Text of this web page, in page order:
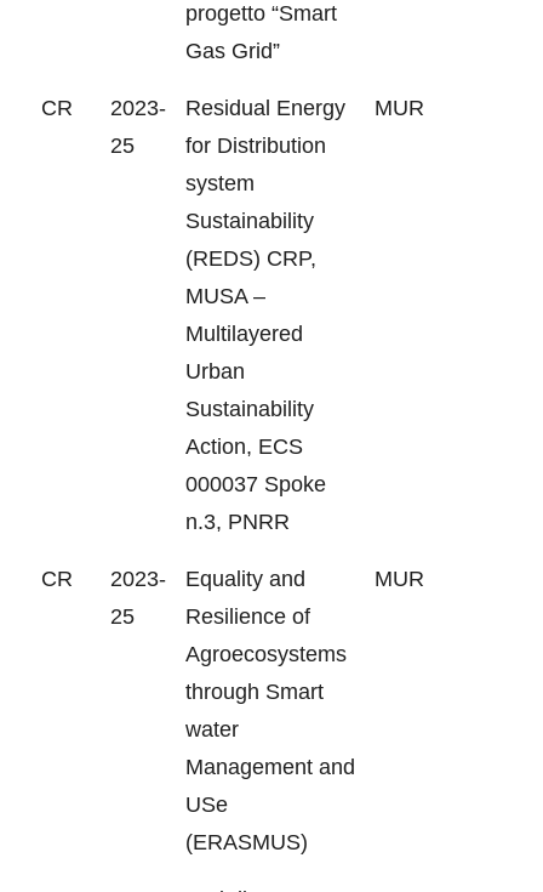
progetto “Smart
Gas Grid”
CR
2023-
25
Residual Energy
for Distribution
system
Sustainability
(REDS) CRP,
MUSA –
Multilayered
Urban
Sustainability
Action, ECS
000037 Spoke
n.3, PNRR
MUR
CR
2023-
25
Equality and
Resilience of
Agroecosystems
through Smart
water
Management and
USe
(ERASMUS)
MUR